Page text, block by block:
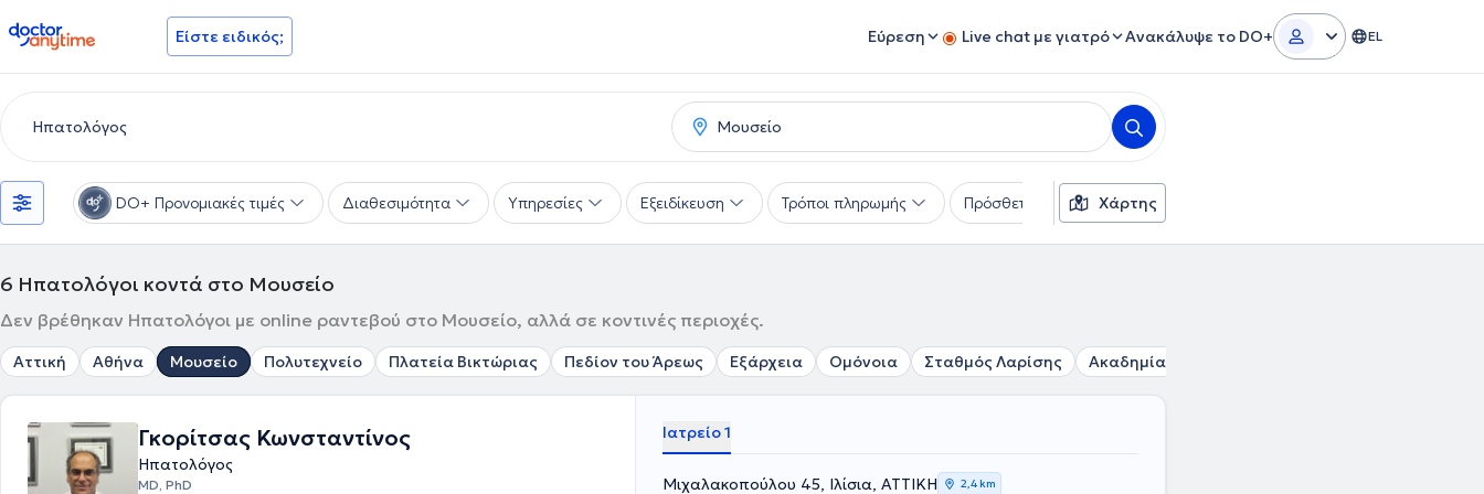
doctoranytime Είστε ειδικός; Εύρεση Live chat με γιατρό Ανακάλυψε το DO+ EL
DO+ Προνομιακές τιμές Διαθεσιμότητα Υπηρεσίες Εξειδίκευση Τρόποι πληρωμής Πρόσθετα φίλτρα Γλώσσες
Χάρτης
6 Ηπατολόγοι κοντά στο Μουσείο
Δεν βρέθηκαν Ηπατολόγοι με online ραντεβού στο Μουσείο, αλλά σε κοντινές περιοχές.
Αττική Αθήνα Μουσείο Πολυτεχνείο Πλατεία Βικτώριας Πεδίον του Άρεως Εξάρχεια Ομόνοια Σταθμός Λαρίσης Ακαδημία
Γκορίτσας Κωνσταντίνος
Ηπατολόγος
MD, PhD
Ιατρείο 1
Μιχαλακοπούλου 45, Ιλίσια, ΑΤΤΙΚΗ 2,4 km